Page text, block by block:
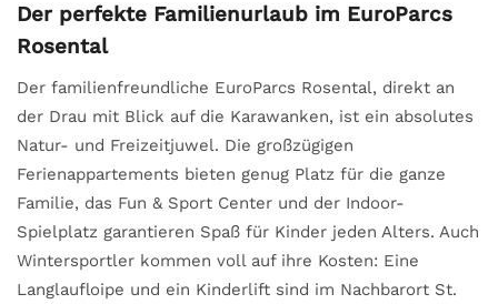
Der perfekte Familienurlaub im EuroParcs
Rosental
Der familienfreundliche EuroParcs Rosental, direkt an
der Drau mit Blick auf die Karawanken, ist ein absolutes
Natur- und Freizeitjuwel. Die großzügigen
Ferienappartements bieten genug Platz für die ganze
Familie, das Fun & Sport Center und der Indoor-
Spielplatz garantieren Spaß für Kinder jeden Alters. Auch
Wintersportler kommen voll auf ihre Kosten: Eine
Langlaufloipe und ein Kinderlift sind im Nachbarort St.